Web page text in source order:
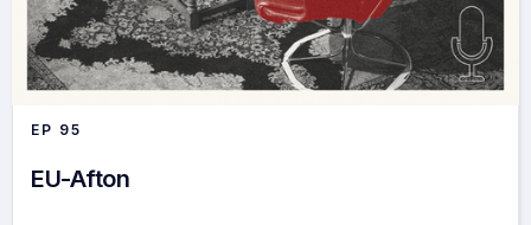
EP 95
EU-Afton